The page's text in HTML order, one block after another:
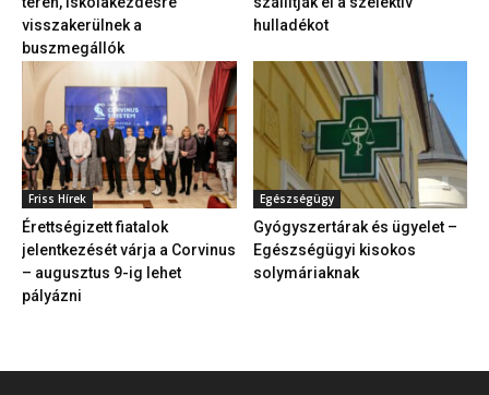
visszakerülnek a
buszmegállók
hulladékot
Friss Hírek
Érettségizett fiatalok
jelentkezését várja a Corvinus
– augusztus 9-ig lehet
pályázni
Egészségügy
Gyógyszertárak és ügyelet –
Egészségügyi kisokos
solymáriaknak